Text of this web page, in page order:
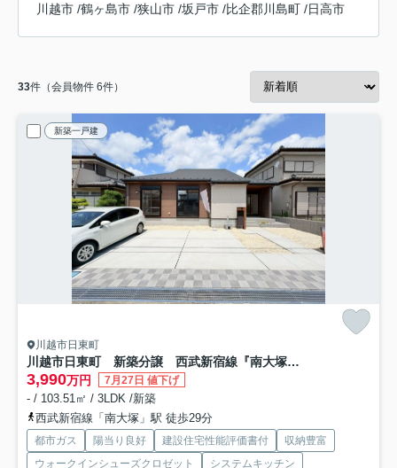
川越市 /鶴ヶ島市 /狭山市 /坂戸市 /比企郡川島町 /日高市
33件（会員物件 6件）
新築一戸建
川越市日東町
川越市日東町 新築分譲 西武新宿線『南大塚駅』徒歩29分 【大東西小学区】
3,990万円 7月27日 値下げ
- / 103.51㎡ / 3LDK /新築
西武新宿線「南大塚」駅 徒歩29分
都市ガス 陽当り良好 建設住宅性能評価書付
収納豊富
ウォークインシューズクロゼット
システムキッチン